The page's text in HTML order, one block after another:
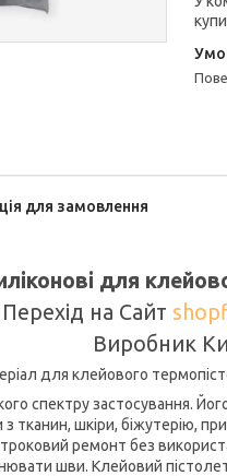
для замовлення
для
Перехід на Сайт
Виробник
для клейового
спектру застосування.
тканин, шкіри, біжутерію,
ремонт без
шви. Клейовий